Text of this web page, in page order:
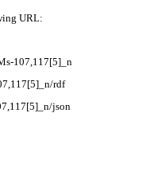
URL:
107,117[5]_n
rdf
json